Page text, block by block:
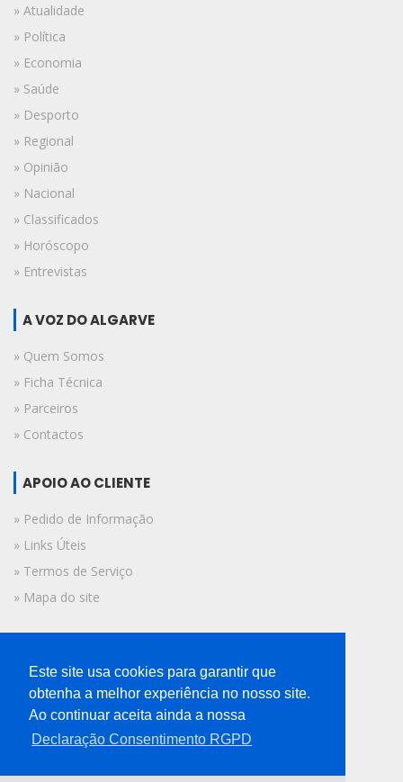
» Atualidade
» Política
» Economia
» Saúde
» Desporto
» Regional
» Opinião
» Nacional
» Classificados
» Horóscopo
» Entrevistas
A VOZ DO ALGARVE
» Quem Somos
» Ficha Técnica
» Parceiros
» Contactos
APOIO AO CLIENTE
» Pedido de Informação
» Links Úteis
» Termos de Serviço
» Mapa do site
© 2019 A Voz do Algarve.
Todos os direitos reservados.
Este site usa cookies para garantir que
obtenha a melhor experiência no nosso site.
Ao continuar aceita ainda a nossa
Declaração Consentimento RGPD